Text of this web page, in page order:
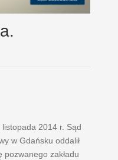
listopada 2014 r. Sąd
w Gdańsku oddalił
pozwanego zakładu